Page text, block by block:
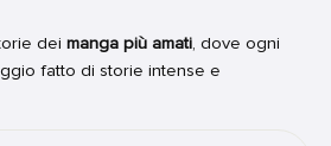
dei manga più amati , dove ogni
fatto di storie intense e